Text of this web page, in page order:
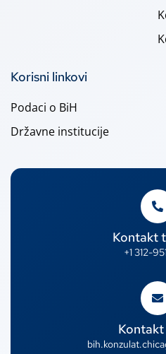
Korisni linkovi
Podaci o BiH
Državne institucije
Kontakt
+1 312-
Kontakt